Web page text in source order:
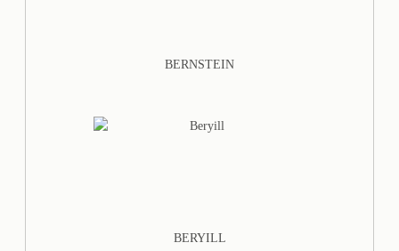
BERNSTEIN
BERYILL